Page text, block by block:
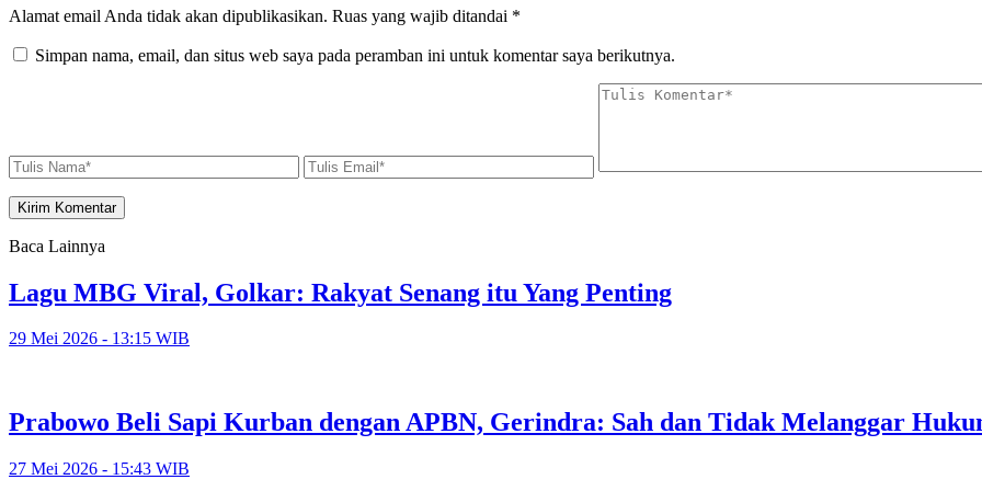
Alamat email Anda tidak akan dipublikasikan. Ruas yang wajib ditandai *
Simpan nama, email, dan situs web saya pada peramban ini untuk komentar saya berikutnya.
Baca Lainnya
Lagu MBG Viral, Golkar: Rakyat Senang itu Yang Penting
29 Mei 2026 - 13:15 WIB
Prabowo Beli Sapi Kurban dengan APBN, Gerindra: Sah dan Tidak Melanggar
27 Mei 2026 - 15:43 WIB